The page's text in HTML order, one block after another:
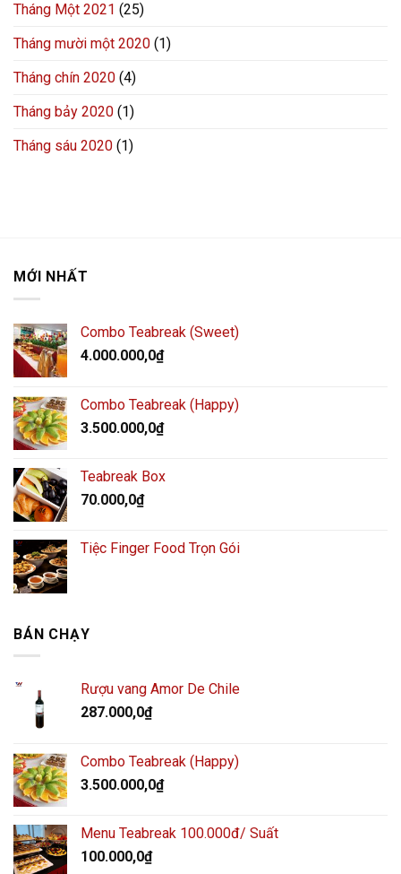
Tháng Một 2021 (25)
Tháng mười một 2020 (1)
Tháng chín 2020 (4)
Tháng bảy 2020 (1)
Tháng sáu 2020 (1)
MỚI NHẤT
Combo Teabreak (Sweet)
4.000.000,0₫
Combo Teabreak (Happy)
3.500.000,0₫
Teabreak Box
70.000,0₫
Tiệc Finger Food Trọn Gói
BÁN CHẠY
Rượu vang Amor De Chile
287.000,0₫
Combo Teabreak (Happy)
3.500.000,0₫
Menu Teabreak 100.000đ/ Suất
100.000,0₫